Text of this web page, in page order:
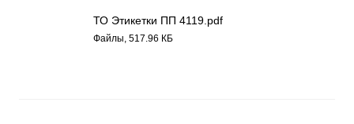
ТО Этикетки ПП 4119.pdf
Файлы, 517.96 КБ